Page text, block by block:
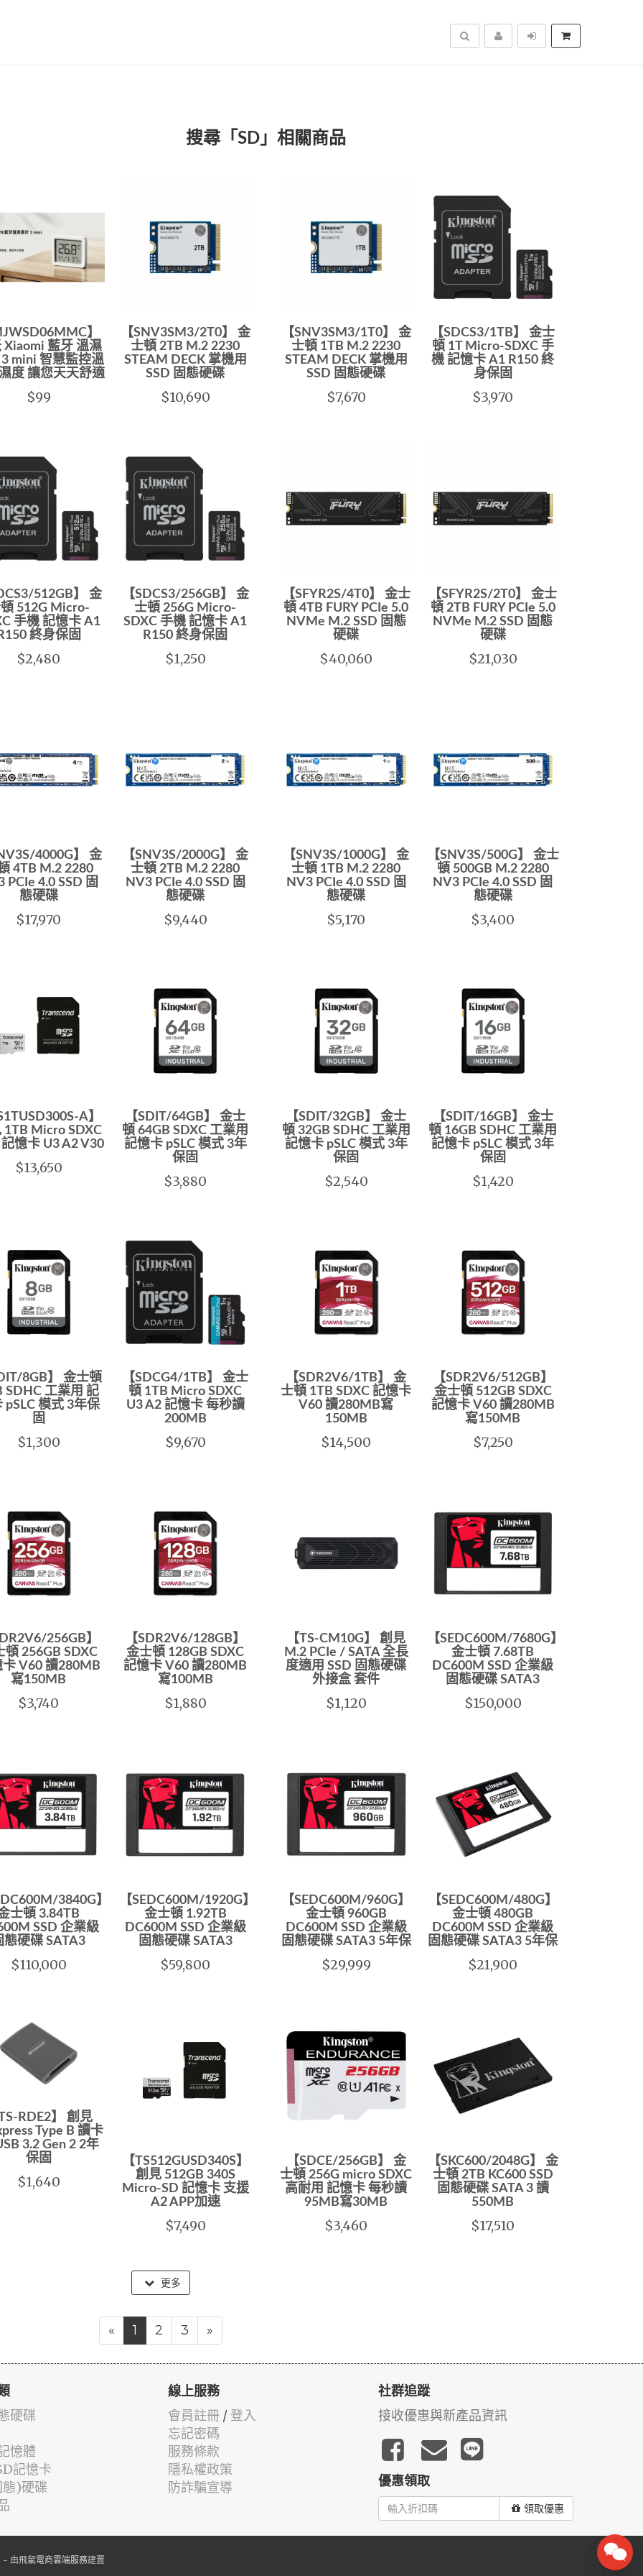
搜尋
搜尋「SD」相關商品
】
Xiaomi 藍牙 溫濕
mini 智慧監控溫
度 讓您天天舒適
$99
【SNV3SM3/2T0】 金
士頓 2TB M.2 2230
STEAM DECK 掌機用
SSD 固態硬碟
$10,690
【SNV3SM3/1T0】 金
士頓 1TB M.2 2230
STEAM DECK 掌機用
SSD 固態硬碟
$7,670
【SDCS3/1TB】 金士
頓 1T Micro-SDXC 手
機 記憶卡 A1 R150 終
身保固
$3,970
512GB】 金
512G Micro-
手機 記憶卡 A1
R150 終身保固
$2,480
【SDCS3/256GB】 金
士頓 256G Micro-
SDXC 手機 記憶卡 A1
R150 終身保固
$1,250
【SFYR2S/4T0】 金士
頓 4TB FURY PCIe 5.0
NVMe M.2 SSD 固態
硬碟
$40,060
【SFYR2S/2T0】 金士
頓 2TB FURY PCIe 5.0
NVMe M.2 SSD 固態
硬碟
$21,030
4000G】 金
4TB M.2 2280
PCIe 4.0 SSD 固
態硬碟
$17,970
【SNV3S/2000G】 金
士頓 2TB M.2 2280
NV3 PCIe 4.0 SSD 固
態硬碟
$9,440
【SNV3S/1000G】 金
士頓 1TB M.2 2280
NV3 PCIe 4.0 SSD 固
態硬碟
$5,170
【SNV3S/500G】 金士
頓 500GB M.2 2280
NV3 PCIe 4.0 SSD 固
態硬碟
$3,400
A】
1TB Micro SDXC
憶卡 U3 A2 V30
$13,650
【SDIT/64GB】 金士
頓 64GB SDXC 工業用
記憶卡 pSLC 模式 3年
保固
$3,880
【SDIT/32GB】 金士
頓 32GB SDHC 工業用
記憶卡 pSLC 模式 3年
保固
$2,540
【SDIT/16GB】 金士
頓 16GB SDHC 工業用
記憶卡 pSLC 模式 3年
保固
$1,420
8GB】 金士頓
SDHC 工業用 記
pSLC 模式 3年保
固
$1,300
【SDCG4/1TB】 金士
頓 1TB Micro SDXC
U3 A2 記憶卡 每秒讀
200MB
$9,670
【SDR2V6/1TB】 金
士頓 1TB SDXC 記憶卡
V60 讀280MB寫
150MB
$14,500
【SDR2V6/512GB】
金士頓 512GB SDXC
記憶卡 V60 讀280MB
寫150MB
$7,250
256GB】
頓 256GB SDXC
卡 V60 讀280MB
寫150MB
$3,740
【SDR2V6/128GB】
金士頓 128GB SDXC
記憶卡 V60 讀280MB
寫100MB
$1,880
【TS-CM10G】 創見
M.2 PCIe / SATA 全長
度適用 SSD 固態硬碟
外接盒 套件
$1,120
【SEDC600M/7680G】
金士頓 7.68TB
DC600M SSD 企業級
固態硬碟 SATA3
$150,000
3840G】
士頓 3.84TB
SSD 企業級
態硬碟 SATA3
$110,000
【SEDC600M/1920G】
金士頓 1.92TB
DC600M SSD 企業級
固態硬碟 SATA3
$59,800
【SEDC600M/960G】
金士頓 960GB
DC600M SSD 企業級
固態硬碟 SATA3 5年保
$29,999
【SEDC600M/480G】
金士頓 480GB
DC600M SSD 企業級
固態硬碟 SATA3 5年保
$21,900
TS-RDE2】 創見
Type B 讀卡
3.2 Gen 2 2年
保固
$1,640
【TS512GUSD340S】
創見 512GB 340S
Micro-SD 記憶卡 支援
A2 APP加速
$7,490
【SDCE/256GB】 金
士頓 256G micro SDXC
高耐用 記憶卡 每秒讀
95MB寫30MB
$3,460
【SKC600/2048G】 金
士頓 2TB KC600 SSD
固態硬碟 SATA 3 讀
550MB
$17,510
更多
« 1 2 3 »
硬碟
憶體
記憶卡
)硬碟
線上服務
會員註冊 / 登入
忘記密碼
服務條款
隱私權政策
防詐騙宣導
社群追蹤
接收優惠與新產品資訊
優惠領取
領取優惠
- 由飛鼠電商雲端服務建置